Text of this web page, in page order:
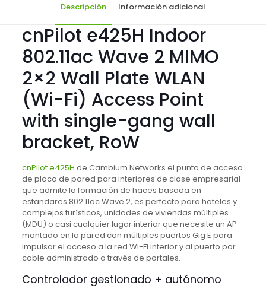
Descripción Información adicional
cnPilot e425H Indoor
802.11ac Wave 2 MIMO
2×2 Wall Plate WLAN
(Wi-Fi) Access Point
with single-gang wall
bracket, RoW
cnPilot e425H de Cambium Networks el punto de acceso
de placa de pared para interiores de clase empresarial
que admite la formación de haces basada en
estándares 802.11ac Wave 2, es perfecto para hoteles y
complejos turísticos, unidades de viviendas múltiples
(MDU) o casi cualquier lugar interior que necesite un AP
montado en la pared con múltiples puertos Gig E para
impulsar el acceso a la red Wi-Fi interior y al puerto por
cable administrado a través de portales.
Controlador gestionado + autónomo